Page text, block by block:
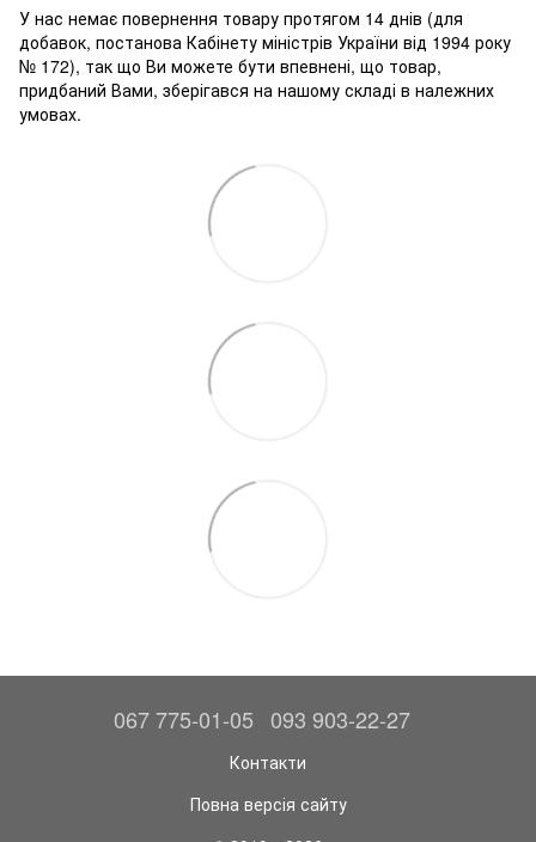
У нас немає повернення товару протягом 14 днів (для
добавок, постанова Кабінету міністрів України від 1994 року
№ 172), так що Ви можете бути впевнені, що товар,
придбаний Вами, зберігався на нашому складі в належних
умовах.
067 775-01-05 093 903-22-27
Контакти
Повна версія сайту